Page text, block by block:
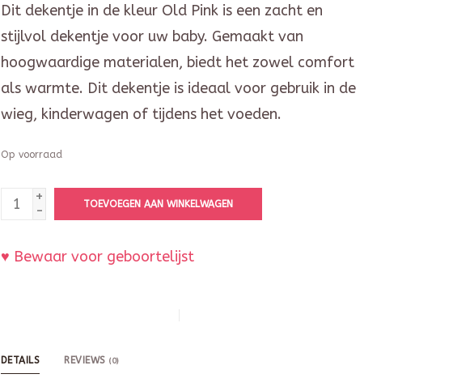
Dit dekentje in de kleur Old Pink is een zacht en
stijlvol dekentje voor uw baby. Gemaakt van
hoogwaardige materialen, biedt het zowel comfort
als warmte. Dit dekentje is ideaal voor gebruik in de
wieg, kinderwagen of tijdens het voeden.
Op voorraad
+
-
TOEVOEGEN AAN WINKELWAGEN
♥ Bewaar voor geboortelijst
DETAILS REVIEWS (0)